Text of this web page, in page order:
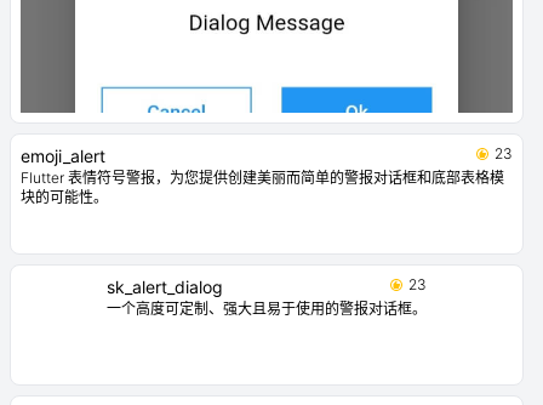
emoji_alert
23
Flutter 表情符号警报，为您提供创建美丽而简单的警报对话框和底部表格模
块的可能性。
sk_alert_dialog
23
一个高度可定制、强大且易于使用的警报对话框。